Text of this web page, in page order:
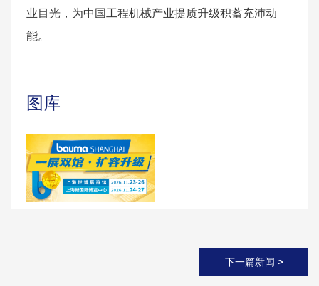
业目光，为中国工程机械产业提质升级积蓄充沛动
能。
图库
下一篇新闻 >